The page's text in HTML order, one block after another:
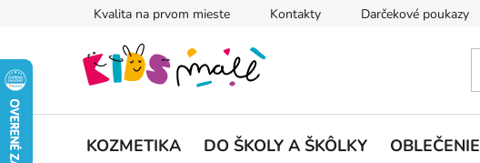
Kvalita na prvom mieste Kontakty Darčekové poukazy
KOZMETIKA DO ŠKOLY A ŠKÔLKY OBLEČENIE